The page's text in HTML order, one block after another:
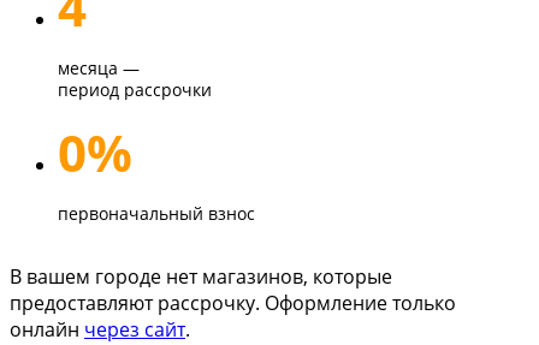
месяца —
период рассрочки
0%
первоначальный взнос
В вашем городе нет магазинов, которые
предоставляют рассрочку. Оформление только
онлайн через сайт.